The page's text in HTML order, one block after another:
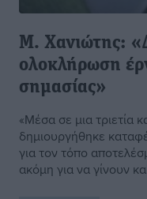
Μ. Χανιώτης:
ολοκλήρωση
σημασίας»
«Μέσα σε μια τριετία
δημιουργήθηκε
για τον τόπο
ακόμη για να γίνουν